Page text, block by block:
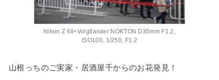
Nikon Z 6II+Voigtlander NOKTON D35mm F1.2,
ISO100, 1/250, F1.2
山根っちのご実家・居酒屋千からのお花発見！